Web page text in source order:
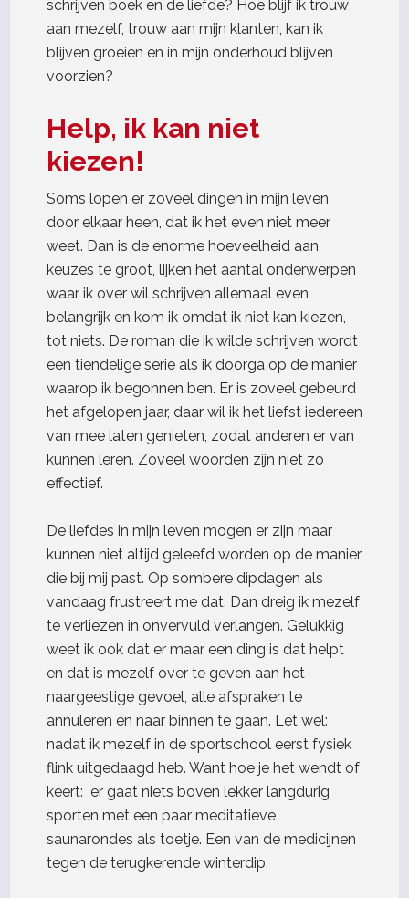
schrijven boek en de liefde? Hoe blijf ik trouw
aan mezelf, trouw aan mijn klanten, kan ik
blijven groeien en in mijn onderhoud blijven
voorzien?
Help, ik kan niet
kiezen!
Soms lopen er zoveel dingen in mijn leven
door elkaar heen, dat ik het even niet meer
weet. Dan is de enorme hoeveelheid aan
keuzes te groot, lijken het aantal onderwerpen
waar ik over wil schrijven allemaal even
belangrijk en kom ik omdat ik niet kan kiezen,
tot niets. De roman die ik wilde schrijven wordt
een tiendelige serie als ik doorga op de manier
waarop ik begonnen ben. Er is zoveel gebeurd
het afgelopen jaar, daar wil ik het liefst iedereen
van mee laten genieten, zodat anderen er van
kunnen leren. Zoveel woorden zijn niet zo
effectief.
De liefdes in mijn leven mogen er zijn maar
kunnen niet altijd geleefd worden op de manier
die bij mij past. Op sombere dipdagen als
vandaag frustreert me dat. Dan dreig ik mezelf
te verliezen in onvervuld verlangen. Gelukkig
weet ik ook dat er maar een ding is dat helpt
en dat is mezelf over te geven aan het
naargeestige gevoel, alle afspraken te
annuleren en naar binnen te gaan. Let wel:
nadat ik mezelf in de sportschool eerst fysiek
flink uitgedaagd heb. Want hoe je het wendt of
keert: er gaat niets boven lekker langdurig
sporten met een paar meditatieve
saunarondes als toetje. Een van de medicijnen
tegen de terugkerende winterdip.